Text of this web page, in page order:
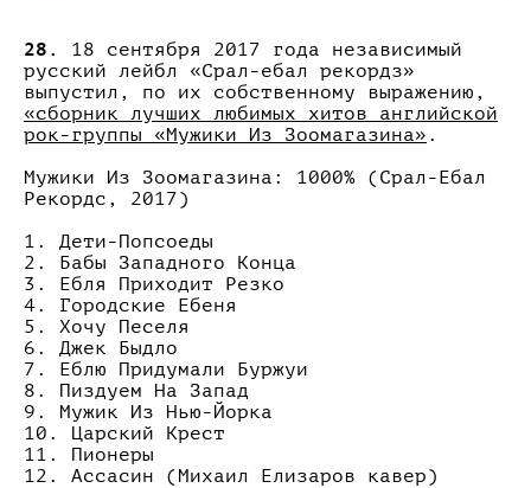
28. 18 сентября 2017 года независимый
русский лейбл «Срал-ебал рекордз»
выпустил, по их собственному выражению,
«сборник лучших любимых хитов английской
рок-группы «Мужики Из Зоомагазина» .
Мужики Из Зоомагазина: 1000% (Срал-Ебал
Рекордс, 2017)
1. Дети-Попсоеды
2. Бабы Западного Конца
3. Ебля Приходит Резко
4. Городские Ебеня
5. Хочу Песеля
6. Джек Быдло
7. Еблю Придумали Буржуи
8. Пиздуем На Запад
9. Мужик Из Нью-Йорка
10. Царский Крест
11. Пионеры
12. Ассасин (Михаил Елизаров кавер)